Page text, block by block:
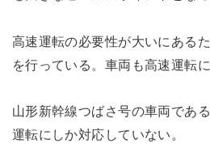
高速運転の必要性が大いにある
を行っている。車両も高速運転
山形新幹線つばさ号の車両であ
運転にしか対応していない。